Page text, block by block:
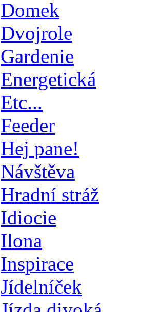
Domek
Dvojrole
Gardenie
Energetická
Etc...
Feeder
Hej pane!
Návštěva
Hradní stráž
Idiocie
Ilona
Inspirace
Jídelníček